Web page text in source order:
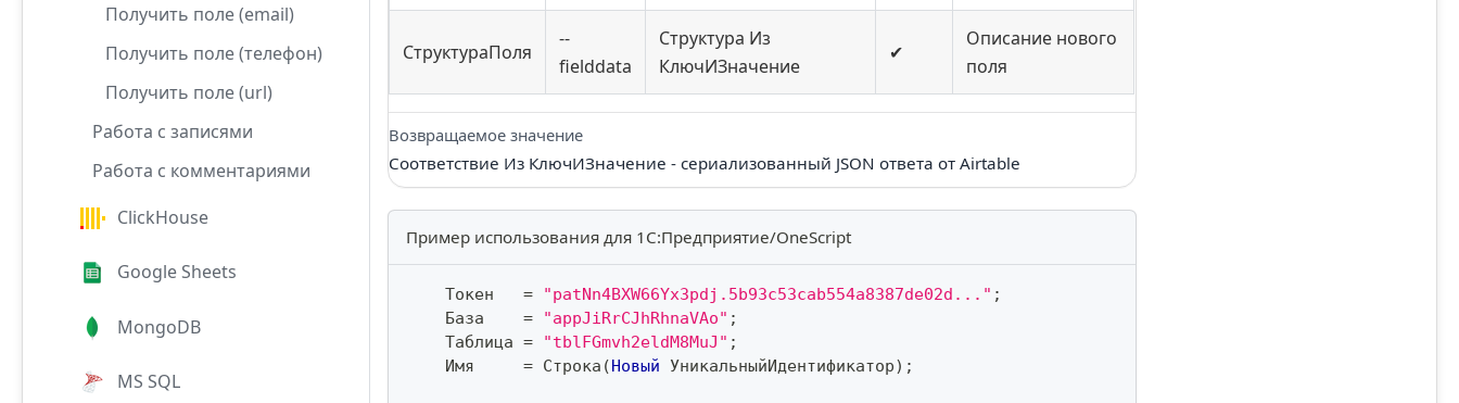
Получить поле (email)
Получить поле (телефон)
Получить поле (url)
Работа с записями
Работа с комментариями
ClickHouse
Google Sheets
MongoDB
MS SQL
СтруктураПоля
--
fielddata
Структура Из
КлючИЗначение
✔
Описание нового
поля
Возвращаемое значение
Соответствие Из КлючИЗначение - сериализованный JSON ответа от Airtable
Пример использования для 1С:Предприятие/OneScript
    Токен
= "patNn4BXW66Yx3pdj.5b93c53cab554a8387de02d..." ;
    База
= "appJiRrCJhRhnaVAo" ;
    Таблица
= "tblFGmvh2eldM8MuJ" ;
    Имя
= Строка (Новый УникальныйИдентификатор) ;